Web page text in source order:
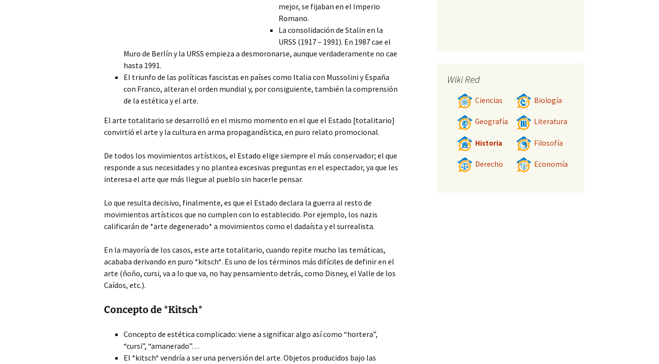
mejor, se fijaban en el Imperio
Romano.
La consolidación de Stalin en la
URSS (1917 – 1991). En 1987 cae el
Muro de Berlín y la URSS empieza a desmoronarse, aunque verdaderamente no cae
hasta 1991.
El triunfo de las políticas fascistas en países como Italia con Mussolini y España
con Franco, alteran el orden mundial y, por consiguiente, también la comprensión
de la estética y el arte.
El arte totalitario se desarrolló en el mismo momento en el que el Estado [totalitario]
convirtió el arte y la cultura en arma propagandística, en puro relato promocional.
De todos los movimientos artísticos, el Estado elige siempre el más conservador; el que
responde a sus necesidades y no plantea excesivas preguntas en el espectador, ya que les
interesa el arte que más llegue al pueblo sin hacerle pensar.
Lo que resulta decisivo, finalmente, es que el Estado declara la guerra al resto de
movimientos artísticos que no cumplen con lo establecido. Por ejemplo, los nazis
calificarán de *arte degenerado* a movimientos como el dadaísta y el surrealista.
En la mayoría de los casos, este arte totalitario, cuando repite mucho las temáticas,
acababa derivando en puro *kitsch*. Es uno de los términos más difíciles de definir en el
arte (ñoño, cursi, va a lo que va, no hay pensamiento detrás, como Disney, el Valle de los
Caídos, etc.).
Concepto de *Kitsch*
Concepto de estética complicado: viene a significar algo así como “hortera”,
“cursi”, “amanerado”…
El *kitsch* vendría a ser una perversión del arte. Objetos producidos bajo las
Wiki Red
Ciencias Biología
Geografía Literatura
Historia Filosofía
Derecho Economía